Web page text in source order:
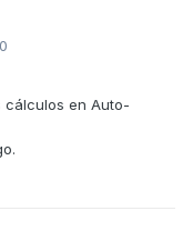
cálculos en Auto-